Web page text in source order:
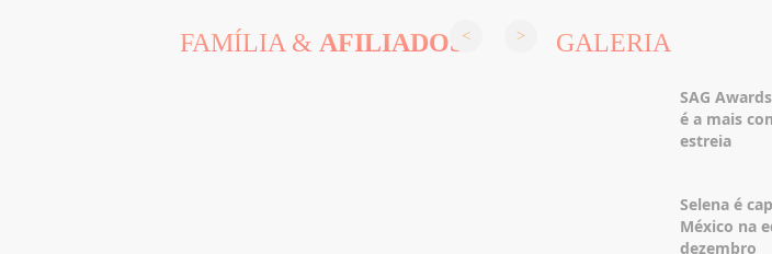
FAMÍLIA & AFILIADOS GALERIA
SAG
é a mais
estreia
Selena é
México na
dezembro